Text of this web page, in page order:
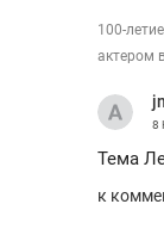
100-
актером
8
Тема
к